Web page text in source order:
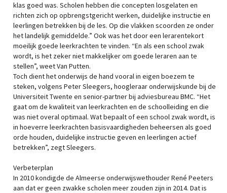
klas goed was. Scholen hebben die concepten losgelaten en
richten zich op opbrengstgericht werken, duidelijke instructie en
leerlingen betrekken bij de les. Op die vlakken scoorden ze onder
het landelijk gemiddelde.” Ook was het door een lerarentekort
moeilijk goede leerkrachten te vinden. “En als een school zwak
wordt, is het zeker niet makkelijker om goede leraren aan te
stellen”, weet Van Putten.
Toch dient het onderwijs de hand vooral in eigen boezem te
steken, volgens Peter Sleegers, hoogleraar onderwijskunde bij de
Universiteit Twente en senior-partner bij adviesbureau BMC. “Het
gaat om de kwaliteit van leerkrachten en de schoolleiding en die
was niet overal optimaal. Wat bepaalt of een school zwak wordt, is
in hoeverre leerkrachten basisvaardigheden beheersen als goed
orde houden, duidelijke instructie geven en leerlingen actief
betrekken”, zegt Sleegers.
Verbeterplan
In 2010 kondigde de Almeerse onderwijswethouder René Peeters
aan dat er geen zwakke scholen meer zouden zijn in 2014. Dat is